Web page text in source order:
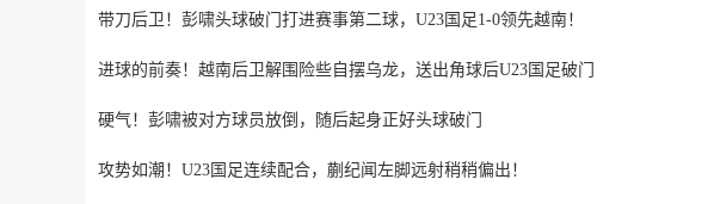
带刀后卫！彭啸头球破门打进赛事第二球，U23国足1-0领先越南！
进球的前奏！越南后卫解围险些自摆乌龙，送出角球后U23国足破门
硬气！彭啸被对方球员放倒，随后起身正好头球破门
攻势如潮！U23国足连续配合，蒯纪闻左脚远射稍稍偏出！